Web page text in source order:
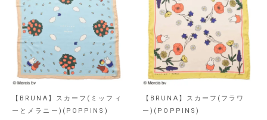
【BRUNA】スカーフ(ミッフィ
ーとメラニー)(POPPINS)
【BRUNA】スカーフ(フラワ
ー)(POPPINS)